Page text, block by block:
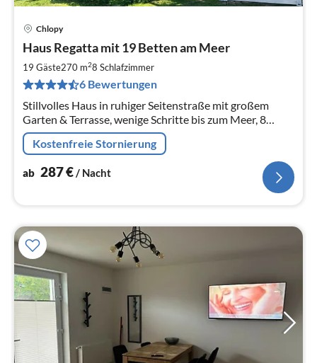
Chlopy
Haus Regatta mit 19 Betten am Meer
19 Gäste270 m28 Schlafzimmer
6 Bewertungen
Stillvolles Haus in ruhiger Seitenstraße mit großem
Garten & Terrasse, wenige Schritte bis zum Meer, 8
Schlafzimmer,
Kostenfreie Stornierung
ab 287€/ Nacht